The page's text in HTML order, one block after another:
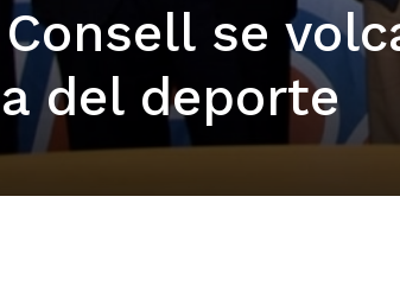
Consell se
del deporte